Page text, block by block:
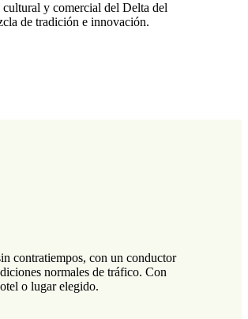
cultural y comercial del Delta del
de tradición e innovación.
contratiempos, con un conductor
normales de tráfico. Con
o lugar elegido.